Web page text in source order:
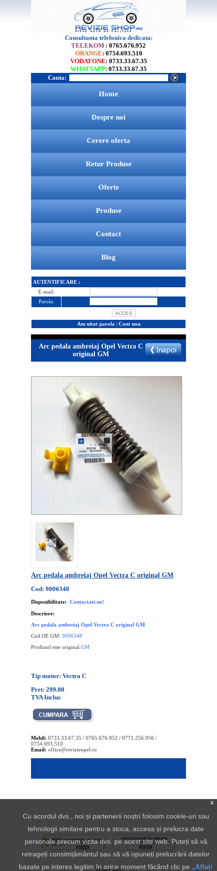
Consultanta telefonica dedicata:
TELEKOM : 0765.676.952
ORANGE: 0754.693.510
VODAFONE: 0733.33.67.35
WHATSAPP: 0733.33.67.35
Cauta:
Home
Despre noi
Cerere oferta
Retur Produse
Oferte
Produse
Contact
Blog
AUTENTIFICARE :
E-mail:
Parola:
Am uitat parola | Cont nou
Arc pedala ambreiaj Opel Vectra C
original GM
Arc pedala ambreiaj Opel Vectra C original GM
Cod: 9006348
Disponibilitate: Contactati-ne!
Descriere:
Arc pedala ambreiaj Opel Vectra C original GM
Cod OE GM: 9006348
Produsul este original GM
Tip motor: Vectra C
Pret: 299.00
TVA Inclus
Mobil: 0733.33.67.35 / 0765.676.952 / 0771.256.956 /
0754.693.510
Email: office@revizieopel.ro
x
Cu acordul dvs., noi și partenerii noștri folosim cookie-uri sau
tehnologii similare pentru a stoca, accesa și prelucra date
personale precum vizita dvs. pe acest site web. Puteți să vă
retrageți consimțământul sau să vă opuneți prelucrării datelor
bazate pe interes legitim în orice moment făcând clic pe „Aflați